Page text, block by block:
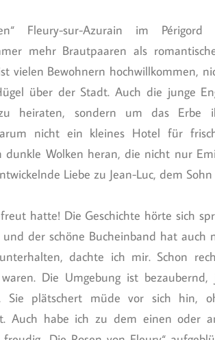
Fleury-sur-Azurain im
mehr Brautpaaren als
vielen Bewohnern hochwillkommen,
über der Stadt. Auch die junge
heiraten, sondern um das Erbe
nicht ein kleines Hotel für
dunkle Wolken heran, die nicht nur
Liebe zu Jean-Luc, dem Sohn
hatte! Die Geschichte hörte sich
der schöne Bucheinband hat auch
dachte ich mir. Schon
Die Umgebung ist
Sie plätschert müde vor sich hin,
Auch habe ich zu dem einen oder